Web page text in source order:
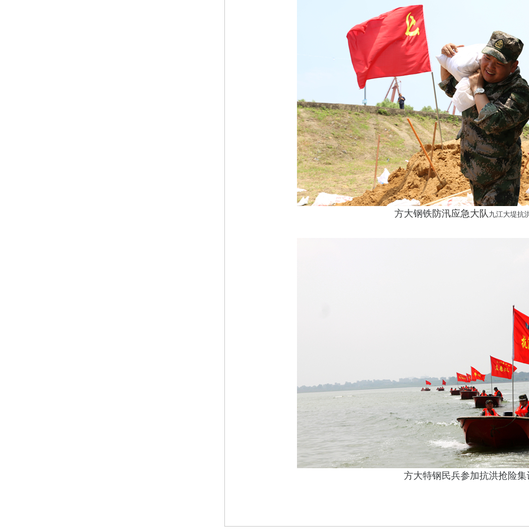
方大钢铁防汛应急大队 九江大堤抗
方大特钢民兵参加抗洪抢险集